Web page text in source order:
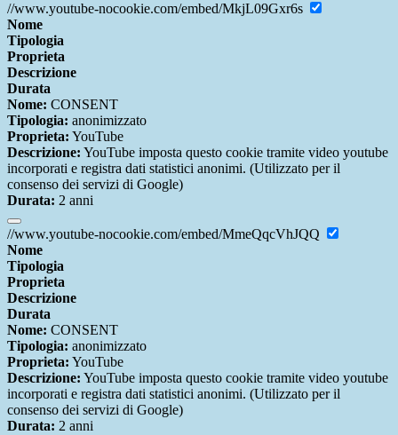
//www.youtube-nocookie.com/embed/MkjL09Gxr6s
Nome
Tipologia
Proprieta
Descrizione
Durata
Nome: CONSENT
Tipologia: anonimizzato
Proprieta: YouTube
Descrizione: YouTube imposta questo cookie tramite video youtube
incorporati e registra dati statistici anonimi. (Utilizzato per il
consenso dei servizi di Google)
Durata: 2 anni
//www.youtube-nocookie.com/embed/MmeQqcVhJQQ
Nome
Tipologia
Proprieta
Descrizione
Durata
Nome: CONSENT
Tipologia: anonimizzato
Proprieta: YouTube
Descrizione: YouTube imposta questo cookie tramite video youtube
incorporati e registra dati statistici anonimi. (Utilizzato per il
consenso dei servizi di Google)
Durata: 2 anni